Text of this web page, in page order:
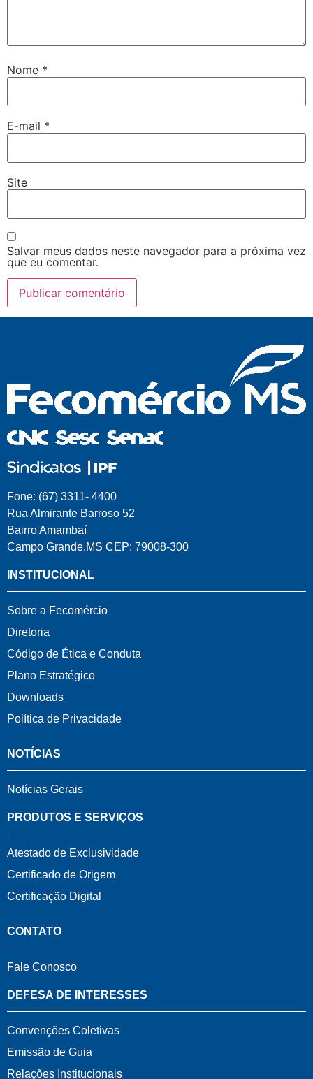
Nome *
E-mail *
Site
Salvar meus dados neste navegador para a próxima vez
que eu comentar.
Fone: (67) 3311- 4400
Rua Almirante Barroso 52
Bairro Amambaí
Campo Grande.MS CEP: 79008-300
INSTITUCIONAL
Sobre a Fecomércio
Diretoria
Código de Ética e Conduta
Plano Estratégico
Downloads
Política de Privacidade
NOTÍCIAS
Notícias Gerais
PRODUTOS E SERVIÇOS
Atestado de Exclusividade
Certificado de Origem
Certificação Digital
CONTATO
Fale Conosco
DEFESA DE INTERESSES
Convenções Coletivas
Emissão de Guia
Relações Institucionais